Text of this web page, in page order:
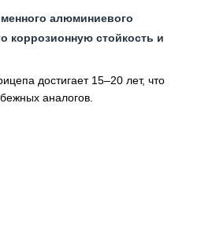
алюминиевого
стойкость и
достигает 15–20 лет, что
аналогов.